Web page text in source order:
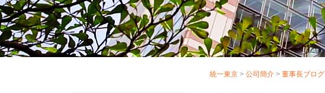
統一東京 > 公司簡介 > 董事長ブログ